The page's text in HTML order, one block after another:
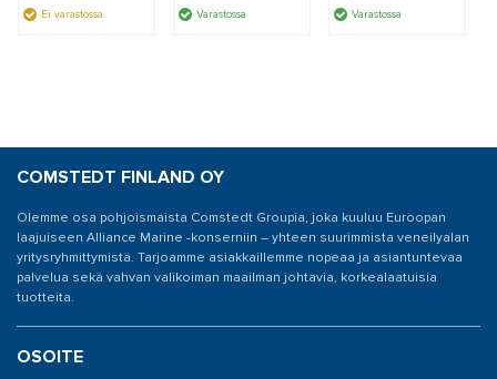
Ei varastossa
Varastossa
Varastossa
COMSTEDT FINLAND OY
Olemme osa pohjoismaista Comstedt Groupia, joka kuuluu Euroopan
laajuiseen Alliance Marine -konserniin – yhteen suurimmista veneilyalan
yritysryhmittymistä. Tarjoamme asiakkaillemme nopeaa ja asiantuntevaa
palvelua sekä vahvan valikoiman maailman johtavia, korkealaatuisia
tuotteita.
OSOITE